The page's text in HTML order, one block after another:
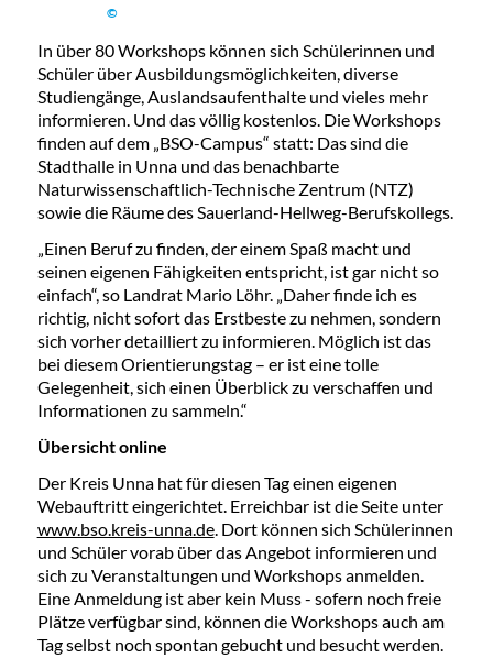
©
In über 80 Workshops können sich Schülerinnen und
Schüler über Ausbildungsmöglichkeiten, diverse
Studiengänge, Auslandsaufenthalte und vieles mehr
informieren. Und das völlig kostenlos. Die Workshops
finden auf dem „BSO-Campus“ statt: Das sind die
Stadthalle in Unna und das benachbarte
Naturwissenschaftlich-Technische Zentrum (NTZ)
sowie die Räume des Sauerland-Hellweg-Berufskollegs.
„Einen Beruf zu finden, der einem Spaß macht und
seinen eigenen Fähigkeiten entspricht, ist gar nicht so
einfach“, so Landrat Mario Löhr. „Daher finde ich es
richtig, nicht sofort das Erstbeste zu nehmen, sondern
sich vorher detailliert zu informieren. Möglich ist das
bei diesem Orientierungstag – er ist eine tolle
Gelegenheit, sich einen Überblick zu verschaffen und
Informationen zu sammeln.“
Übersicht online
Der Kreis Unna hat für diesen Tag einen eigenen
Webauftritt eingerichtet. Erreichbar ist die Seite unter
www.bso.kreis-unna.de. Dort können sich Schülerinnen
und Schüler vorab über das Angebot informieren und
sich zu Veranstaltungen und Workshops anmelden.
Eine Anmeldung ist aber kein Muss - sofern noch freie
Plätze verfügbar sind, können die Workshops auch am
Tag selbst noch spontan gebucht und besucht werden.